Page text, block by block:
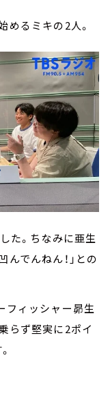
めるミキの2人。
た。ちなみに亜生
でんねん！」との
フィッシャー昴生
らず堅実に2ポイ